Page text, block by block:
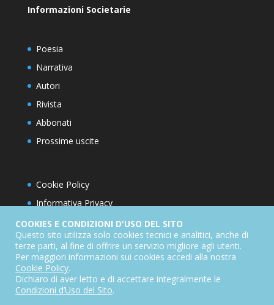
Informazioni Societarie
Poesia
Narrativa
Autori
Rivista
Abbonati
Prossime uscite
Cookie Policy
Informativa Privacy
Condizioni d’utilizzo del sito
Condizioni generali di abbonamento
Informativa sul diritto di recesso
Dichiarazione di accessibilità
COOKIES E CONDIZIONI D'USO DEL SITO
Questo sito utilizza solo cookies tecnici e analitici, anche di
terze parti, al fine di offrire un servizio migliore agli utenti.
Per maggiori informazioni sui cookies accedi alla nostra
Cookie Policy.
Dichiaro di aver letto e di accettare integralmente le
Condizioni d’Uso del Sito.